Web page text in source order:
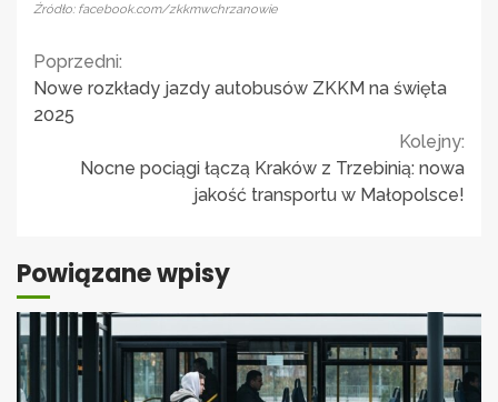
Źródło: facebook.com/zkkmwchrzanowie
Continue
Reading
Poprzedni:
Nowe rozkłady jazdy autobusów ZKKM na święta
2025
Kolejny:
Nocne pociągi łączą Kraków z Trzebinią: nowa
jakość transportu w Małopolsce!
Powiązane wpisy